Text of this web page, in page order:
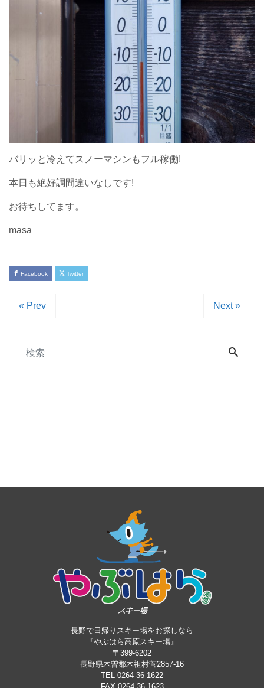
バリッと冷えてスノーマシンもフル稼働!
本日も絶好調間違いなしです!
お待ちしてます。
masa
Facebook Twitter
« Prev Next »
長野で日帰りスキー場をお探しなら
『やぶはら高原スキー場』
〒399-6202
長野県木曽郡木祖村菅2857-16
TEL 0264-36-1622
FAX 0264-36-1623